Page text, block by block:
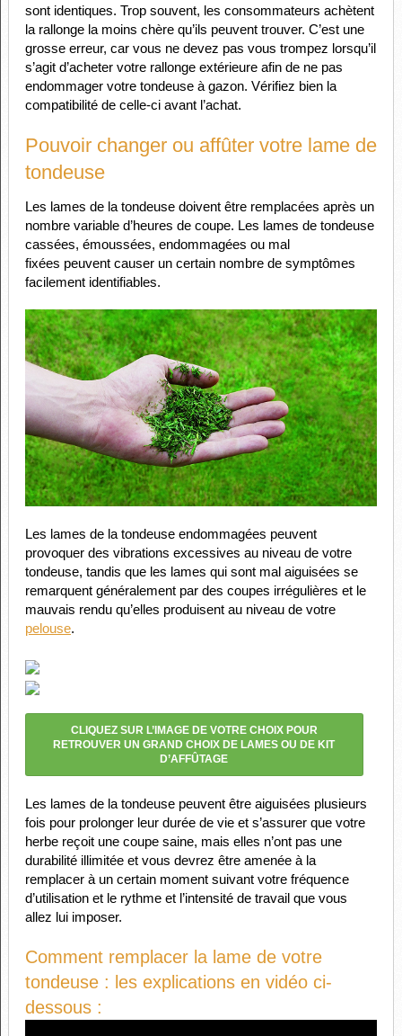
sont identiques. Trop souvent, les consommateurs achètent
la rallonge la moins chère qu’ils peuvent trouver. C’est une
grosse erreur, car vous ne devez pas vous trompez lorsqu’il
s’agit d’acheter votre rallonge extérieure afin de ne pas
endommager votre tondeuse à gazon. Vérifiez bien la
compatibilité de celle-ci avant l’achat.
Pouvoir changer ou affûter votre lame de
tondeuse
Les lames de la tondeuse doivent être remplacées après un
nombre variable d’heures de coupe. Les lames de tondeuse
cassées, émoussées, endommagées ou mal
fixées peuvent causer un certain nombre de symptômes
facilement identifiables.
Les lames de la tondeuse endommagées peuvent
provoquer des vibrations excessives au niveau de votre
tondeuse, tandis que les lames qui sont mal aiguisées se
remarquent généralement par des coupes irrégulières et le
mauvais rendu qu’elles produisent au niveau de votre
pelouse.
CLIQUEZ SUR L’IMAGE DE VOTRE CHOIX POUR
RETROUVER UN GRAND CHOIX DE LAMES OU DE KIT
D’AFFÛTAGE
Les lames de la tondeuse peuvent être aiguisées plusieurs
fois pour prolonger leur durée de vie et s’assurer que votre
herbe reçoit une coupe saine, mais elles n’ont pas une
durabilité illimitée et vous devrez être amenée à la
remplacer à un certain moment suivant votre fréquence
d’utilisation et le rythme et l’intensité de travail que vous
allez lui imposer.
Comment remplacer la lame de votre
tondeuse : les explications en vidéo ci-
dessous :